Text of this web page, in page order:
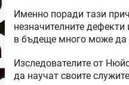
Именно поради тази
незначителните
в бъдеще много може да
Изследователите от
да научат своите